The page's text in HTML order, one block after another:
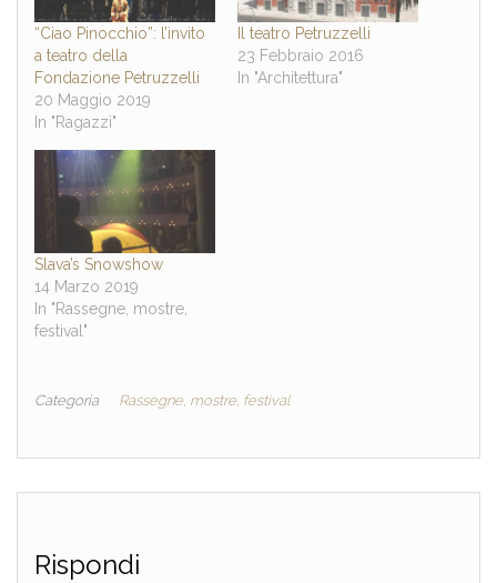
“Ciao Pinocchio”: l’invito
a teatro della
Fondazione Petruzzelli
20 Maggio 2019
In "Ragazzi"
Il teatro Petruzzelli
23 Febbraio 2016
In "Architettura"
Slava’s Snowshow
14 Marzo 2019
In "Rassegne, mostre,
festival"
Categoria Rassegne, mostre, festival
Rispondi